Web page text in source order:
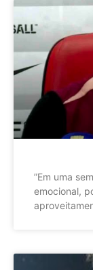
”Em uma
emocional,